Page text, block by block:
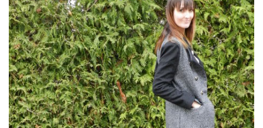
RÉPUBLIQUE TCHÈQUE
OCÉANIE
AUSTRALIE
ARTICLES PRATIQUES
YOGA
MON PROGRAMME DE YOGA EN LIGNE
AUTRES CATÉGORIES